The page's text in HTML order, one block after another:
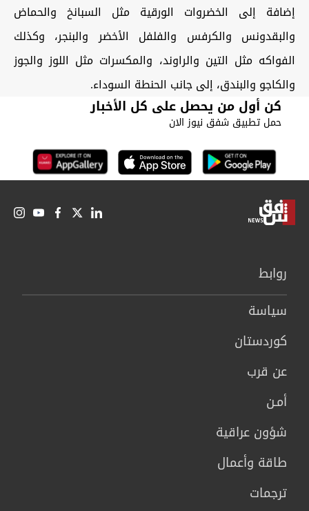
إضافة إلى الخضروات الورقية مثل السبانخ والحماض
والبقدونس والكرفس والفلفل الأخضر والبنجر، وكذلك
الفواكه مثل التين والراوند، والمكسرات مثل اللوز والجوز
والكاجو والبندق، إلى جانب الحنطة السوداء.
كن أول من يحصل على كل الأخبار
حمل تطبيق شفق نيوز الان
روابط
سیاسة
كوردستان
عن قرب
أمـن
شؤون عراقية
طاقة وأعمال
ترجمات